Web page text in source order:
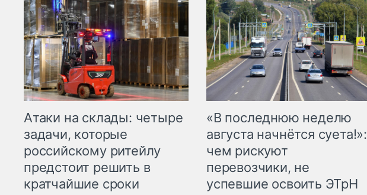
Атаки на склады: четыре
задачи, которые
российскому ритейлу
предстоит решить в
кратчайшие сроки
«В последнюю неделю
августа начнётся суета!»:
чем рискуют
перевозчики, не
успевшие освоить ЭТрН